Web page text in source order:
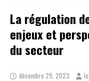
La régulation
enjeux et
du secteur
décembre 29, 2023